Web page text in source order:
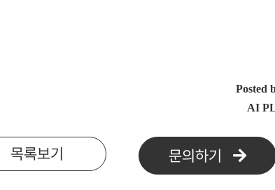
Posted
AI
목록보기 문의하기